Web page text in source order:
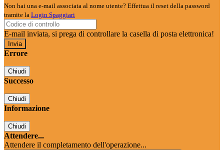
Non hai una e-mail associata al nome utente? Effettua il reset della password
tramite la Login Spaggiari
E-mail inviata, si prega di controllare la casella di posta elettronica!
Errore
Chiudi
Successo
Chiudi
Informazione
Chiudi
Attendere...
Attendere il completamento dell'operazione...